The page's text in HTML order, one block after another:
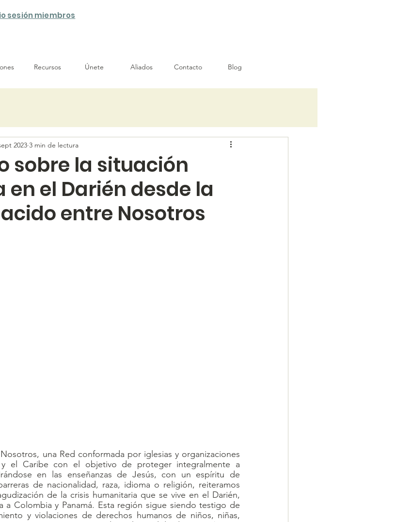
sesión miembros
Recursos Únete Aliados Contacto Blog
sobre la situación
el Darién desde la
entre Nosotros
2023 3 min de lectura
una Red conformada por iglesias y organizaciones
y el Caribe con el objetivo de proteger integralmente a
en las enseñanzas de Jesús, con un espíritu de
de nacionalidad, raza, idioma o religión, reiteramos
de la crisis humanitaria que se vive en el Darién,
a Colombia y Panamá. Esta región sigue siendo testigo de
y violaciones de derechos humanos de niños, niñas,